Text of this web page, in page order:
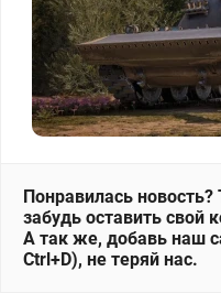
Понравилась новость?
забудь оставить свой
А так же, добавь наш
Ctrl+D), не теряй нас.